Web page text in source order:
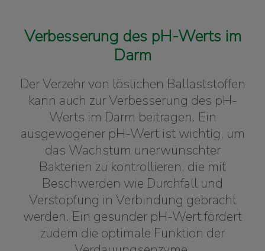
Verbesserung des pH-Werts im
Darm
Der Verzehr von löslichen Ballaststoffen
kann auch zur Verbesserung des pH-
Werts im Darm beitragen. Ein
ausgewogener pH-Wert ist wichtig, um
das Wachstum unerwünschter
Bakterien zu kontrollieren, die mit
Beschwerden wie Durchfall und
Verstopfung in Verbindung gebracht
werden. Ein gesunder pH-Wert fördert
zudem die optimale Funktion der